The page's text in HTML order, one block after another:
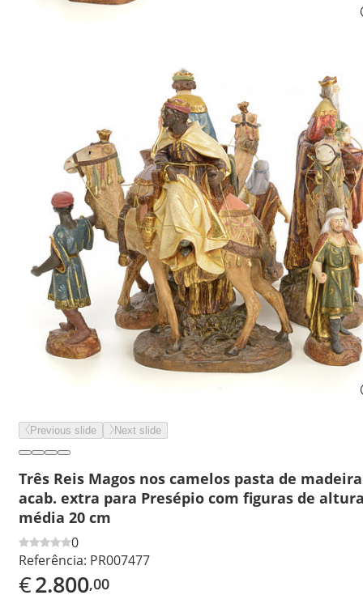
Previous slide Next slide
Três Reis Magos nos camelos pasta de madeira
acab. extra para Presépio com figuras de
média 20 cm
0
Referência: PR007477
€2.800,00